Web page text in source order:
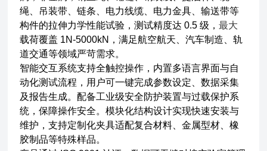
绳、吊装带、链条、电力线缆、电力金具、输送带等
构件的拉伸力学性能试验，测试精度达 0.5 级，最大
载荷覆盖 1N-5000kN，满足航空航天、汽车制造、轨
道交通等领域严苛需求。
智能交互系统支持全触控操作，内置多语言界面与自
动化测试流程，用户可一键完成参数设定、数据采集
及报告生成。配备工业级安全防护装置与过载保护系
统，保障操作安全。模块化结构设计实现快速安装与
维护，支持定制化夹具适配复合材料、金属型材、橡
胶制品等特殊样品。